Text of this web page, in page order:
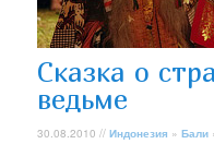
Сказка о
ведьме
30.08.2010 //Индонезия »Бали